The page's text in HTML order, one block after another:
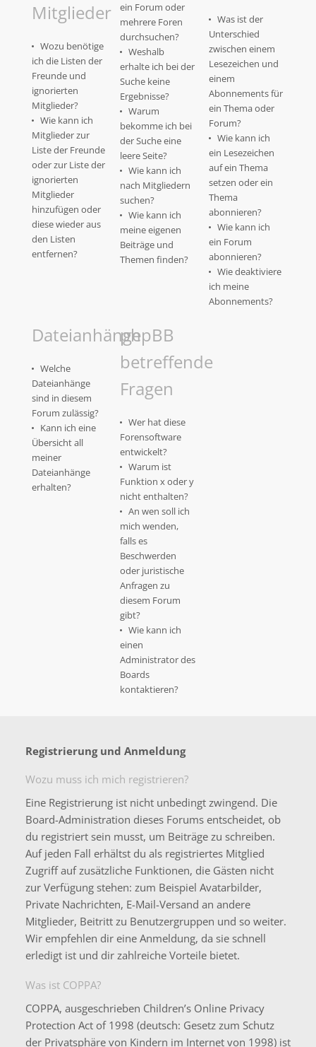
Mitglieder
Wozu benötige
ich die Listen der
Freunde und
ignorierten
Mitglieder?
Wie kann ich
Mitglieder zur
Liste der Freunde
oder zur Liste der
ignorierten
Mitglieder
hinzufügen oder
diese wieder aus
den Listen
entfernen?
ein Forum oder
mehrere Foren
durchsuchen?
Weshalb
erhalte ich bei der
Suche keine
Ergebnisse?
Warum
bekomme ich bei
der Suche eine
leere Seite?
Wie kann ich
nach Mitgliedern
suchen?
Wie kann ich
meine eigenen
Beiträge und
Themen finden?
Was ist der
Unterschied
zwischen einem
Lesezeichen und
einem
Abonnements für
ein Thema oder
Forum?
Wie kann ich
ein Lesezeichen
auf ein Thema
setzen oder ein
Thema
abonnieren?
Wie kann ich
ein Forum
abonnieren?
Wie deaktiviere
ich meine
Abonnements?
Dateianhänge
Welche
Dateianhänge
sind in diesem
Forum zulässig?
Kann ich eine
Übersicht all
meiner
Dateianhänge
erhalten?
phpBB
betreffende
Fragen
Wer hat diese
Forensoftware
entwickelt?
Warum ist
Funktion x oder y
nicht enthalten?
An wen soll ich
mich wenden,
falls es
Beschwerden
oder juristische
Anfragen zu
diesem Forum
gibt?
Wie kann ich
einen
Administrator des
Boards
kontaktieren?
Registrierung und Anmeldung
Wozu muss ich mich registrieren?
Eine Registrierung ist nicht unbedingt zwingend. Die
Board-Administration dieses Forums entscheidet, ob
du registriert sein musst, um Beiträge zu schreiben.
Auf jeden Fall erhältst du als registriertes Mitglied
Zugriff auf zusätzliche Funktionen, die Gästen nicht
zur Verfügung stehen: zum Beispiel Avatarbilder,
Private Nachrichten, E-Mail-Versand an andere
Mitglieder, Beitritt zu Benutzergruppen und so weiter.
Wir empfehlen dir eine Anmeldung, da sie schnell
erledigt ist und dir zahlreiche Vorteile bietet.
Was ist COPPA?
COPPA, ausgeschrieben Children’s Online Privacy
Protection Act of 1998 (deutsch: Gesetz zum Schutz
der Privatsphäre von Kindern im Internet von 1998) ist